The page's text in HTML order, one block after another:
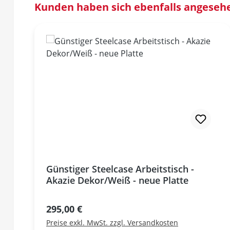
Kunden haben sich ebenfalls
Günstiger Steelcase Arbeitstisch -
Akazie Dekor/Weiß - neue Platte
Regulärer Preis:
295,00 €
Preise exkl. MwSt. zzgl. Versandkosten